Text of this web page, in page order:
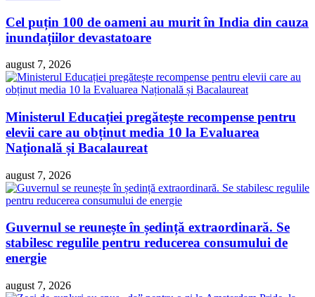
Cel puțin 100 de oameni au murit în India din cauza
inundațiilor devastatoare
august 7, 2026
Ministerul Educației pregătește recompense pentru
elevii care au obținut media 10 la Evaluarea
Națională și Bacalaureat
august 7, 2026
Guvernul se reunește în ședință extraordinară. Se
stabilesc regulile pentru reducerea consumului de
energie
august 7, 2026